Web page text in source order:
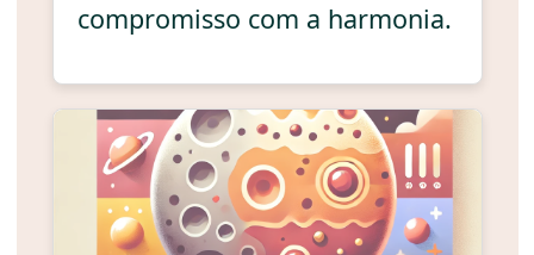
compromisso com a harmonia.